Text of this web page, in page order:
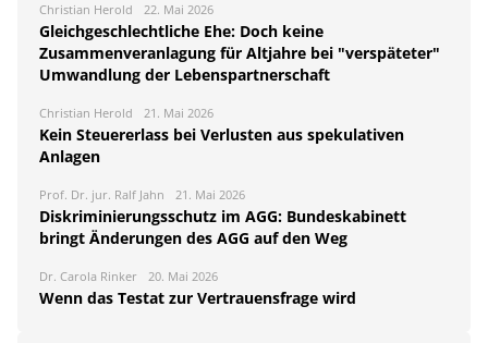
Christian Herold 22. Mai 2026
Gleichgeschlechtliche Ehe: Doch keine
Zusammenveranlagung für Altjahre bei "verspäteter"
Umwandlung der Lebenspartnerschaft
Christian Herold 21. Mai 2026
Kein Steuererlass bei Verlusten aus spekulativen
Anlagen
Prof. Dr. jur. Ralf Jahn 21. Mai 2026
Diskriminierungsschutz im AGG: Bundeskabinett
bringt Änderungen des AGG auf den Weg
Dr. Carola Rinker 20. Mai 2026
Wenn das Testat zur Vertrauensfrage wird